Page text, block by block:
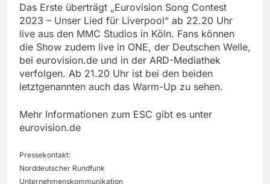
Das Erste überträgt „Eurovision Song Contest
2023 – Unser Lied für Liverpool“ ab 22.20 Uhr
live aus den MMC Studios in Köln. Fans können
die Show zudem live in ONE, der Deutschen Welle,
bei eurovision.de und in der ARD-Mediathek
verfolgen. Ab 21.20 Uhr ist bei den beiden
letztgenannten auch das Warm-Up zu sehen.
Mehr Informationen zum ESC gibt es unter
eurovision.de
Pressekontakt:
Norddeutscher Rundfunk
Unternehmenskommunikation